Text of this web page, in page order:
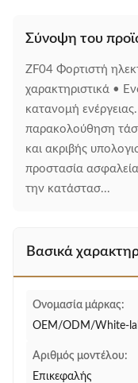
Σύνοψη του
ZF04 Φορτιστή
χαρακτηριστικά •
κατανομή
παρακολούθηση
και ακριβής
προστασία
την κατάστασ...
Βασικά
Ονομασία μάρκας:
OEM/ODM/White-
Αριθμός μοντέλου:
Επικεφαλής